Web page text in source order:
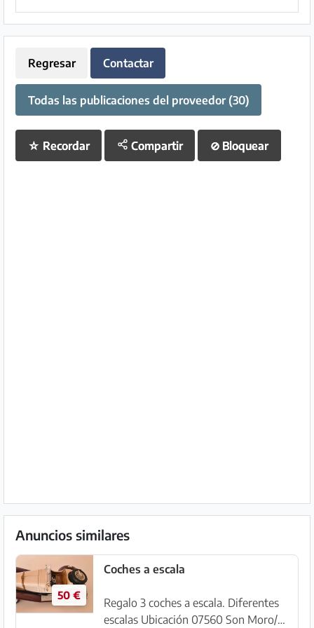
Regresar Contactar
Todas las publicaciones del proveedor (30)
☆ Recordar Compartir ⊘ Bloquear
Anuncios similares
50 €
Coches a escala
Regalo 3 coches a escala. Diferentes
escalas Ubicación 07560 Son Moro/